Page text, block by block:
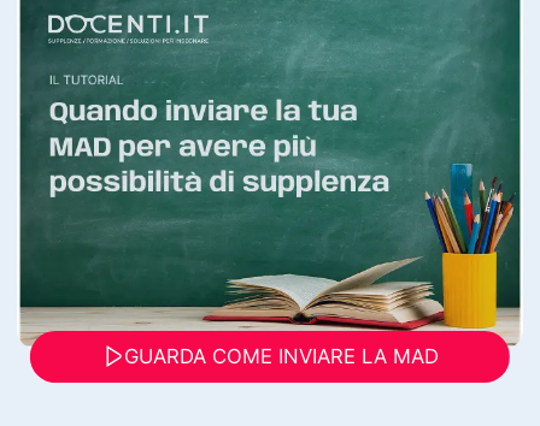
GUARDA COME INVIARE LA MAD